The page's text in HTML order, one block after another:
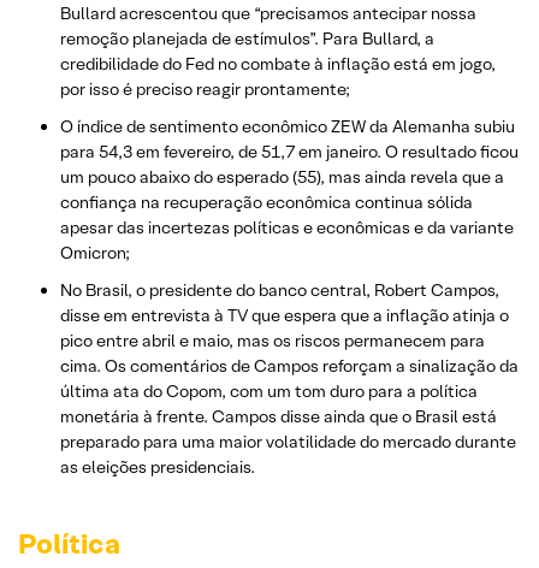
Bullard acrescentou que “precisamos antecipar nossa
remoção planejada de estímulos”. Para Bullard, a
credibilidade do Fed no combate à inflação está em jogo,
por isso é preciso reagir prontamente;
O índice de sentimento econômico ZEW da Alemanha subiu
para 54,3 em fevereiro, de 51,7 em janeiro. O resultado ficou
um pouco abaixo do esperado (55), mas ainda revela que a
confiança na recuperação econômica continua sólida
apesar das incertezas políticas e econômicas e da variante
Omicron;
No Brasil, o presidente do banco central, Robert Campos,
disse em entrevista à TV que espera que a inflação atinja o
pico entre abril e maio, mas os riscos permanecem para
cima. Os comentários de Campos reforçam a sinalização da
última ata do Copom, com um tom duro para a política
monetária à frente. Campos disse ainda que o Brasil está
preparado para uma maior volatilidade do mercado durante
as eleições presidenciais.
Política